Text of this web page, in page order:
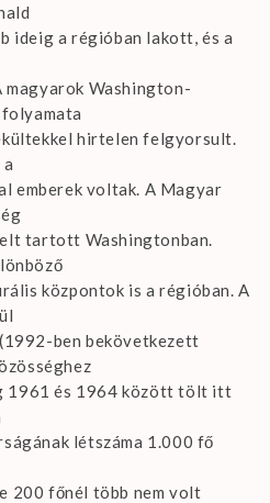
ideig a régióban lakott, és a
Washington-
hirtelen felgyorsult.
emberek voltak. A Magyar
tartott Washingtonban.
központok is a régióban. A
ben bekövetkezett
1961 és 1964 között tölt itt
létszáma 1.000 fő
200 főnél több nem volt